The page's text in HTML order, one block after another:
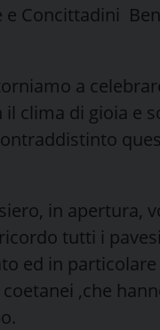
e Concittadini
a
il clima di gioia e
in apertura,
tutti i
ed in particolare
,che